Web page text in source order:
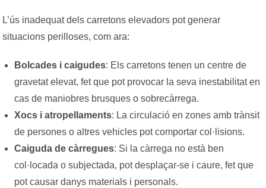
L’ús inadequat dels carretons elevadors pot generar
situacions perilloses, com ara:
Bolcades i caigudes: Els carretons tenen un centre de
gravetat elevat, fet que pot provocar la seva inestabilitat en
cas de maniobres brusques o sobrecàrrega.
Xocs i atropellaments: La circulació en zones amb trànsit
de persones o altres vehicles pot comportar co l·l isions.
Caiguda de càrregues: Si la càrrega no està ben
co l·locada o subjectada, pot desplaçar-se i caure, fet que
pot causar danys materials i personals.